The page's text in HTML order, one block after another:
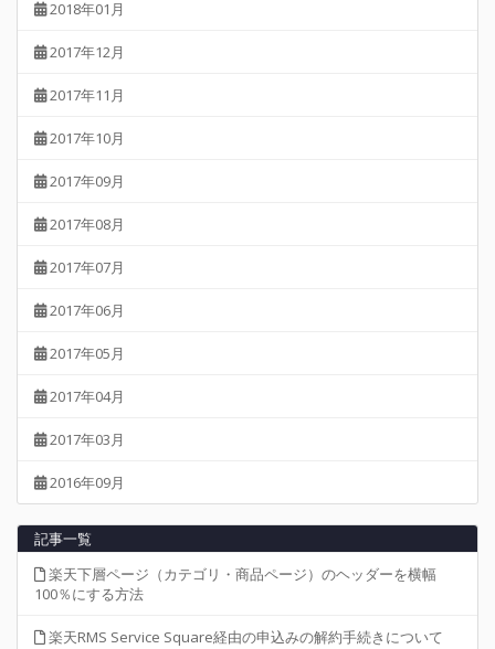
2018年01月
2017年12月
2017年11月
2017年10月
2017年09月
2017年08月
2017年07月
2017年06月
2017年05月
2017年04月
2017年03月
2016年09月
記事一覧
楽天下層ページ（カテゴリ・商品ページ）のヘッダーを横幅
100％にする方法
楽天RMS Service Square経由の申込みの解約手続きについて